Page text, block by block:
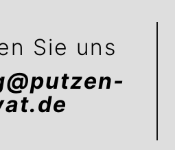
Sie uns